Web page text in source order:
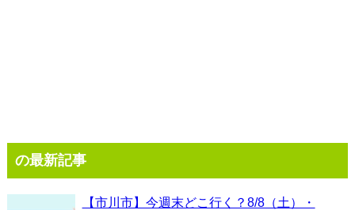
の最新記事
【市川市】今週末どこ行く？8/8（土）・